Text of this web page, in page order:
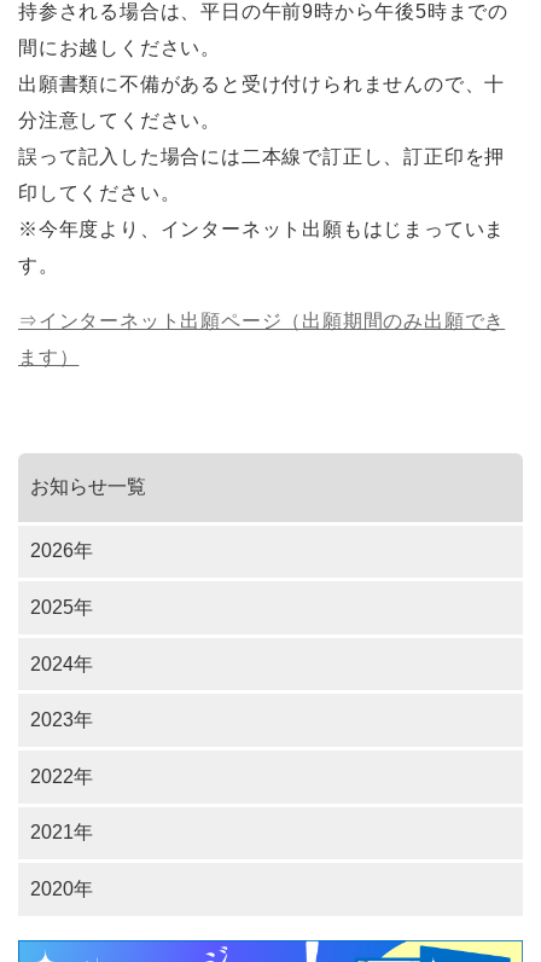
持参される場合は、平日の午前9時から午後5時までの
間にお越しください。
出願書類に不備があると受け付けられませんので、十
分注意してください。
誤って記入した場合には二本線で訂正し、訂正印を押
印してください。
※今年度より、インターネット出願もはじまっていま
す。
⇒インターネット出願ページ（出願期間のみ出願でき
ます）
お知らせ一覧
2026年
2025年
2024年
2023年
2022年
2021年
2020年